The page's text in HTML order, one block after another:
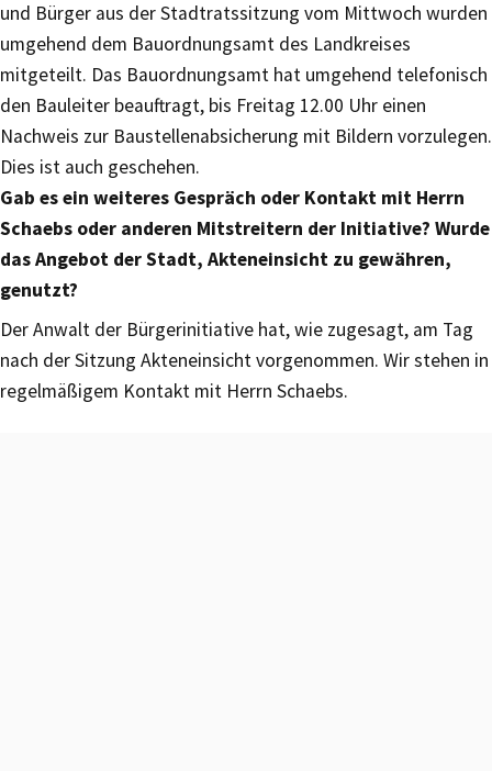
und Bürger aus der Stadtratssitzung vom Mittwoch wurden
umgehend dem Bauordnungsamt des Landkreises
mitgeteilt. Das Bauordnungsamt hat umgehend telefonisch
den Bauleiter beauftragt, bis Freitag 12.00 Uhr einen
Nachweis zur Baustellenabsicherung mit Bildern vorzulegen.
Dies ist auch geschehen.
Gab es ein weiteres Gespräch oder Kontakt mit Herrn
Schaebs oder anderen Mitstreitern der Initiative? Wurde
das Angebot der Stadt, Akteneinsicht zu gewähren,
genutzt?
Der Anwalt der Bürgerinitiative hat, wie zugesagt, am Tag
nach der Sitzung Akteneinsicht vorgenommen. Wir stehen in
regelmäßigem Kontakt mit Herrn Schaebs.